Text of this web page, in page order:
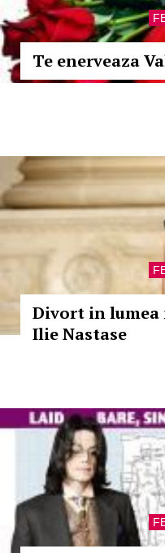
Te enerveaza
Divort in lumea
Ilie Nastase